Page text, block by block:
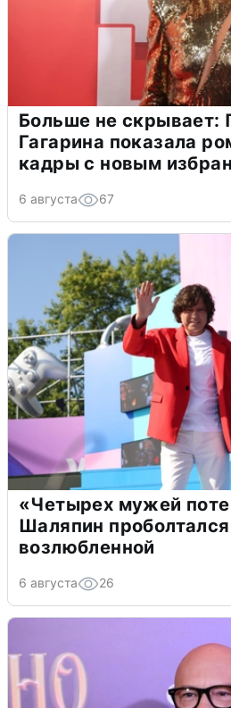
Больше не скрывает:
Гагарина показала
кадры с новым
6 августа 67
«Четырех мужей
Шаляпин
возлюбленной
6 августа 26